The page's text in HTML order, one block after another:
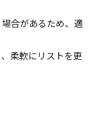
合があるため、適
柔軟にリストを更